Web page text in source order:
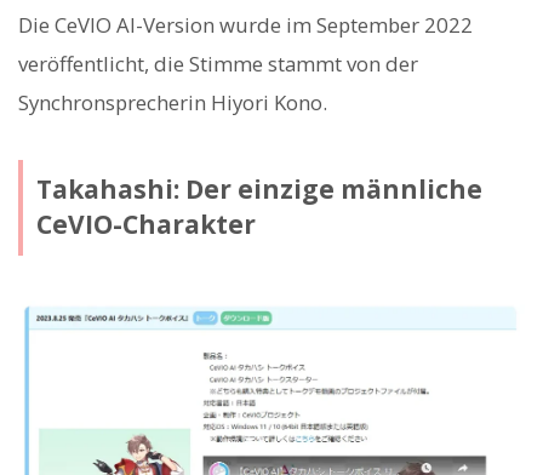
Die CeVIO AI-Version wurde im September 2022
veröffentlicht, die Stimme stammt von der
Synchronsprecherin Hiyori Kono.
Takahashi: Der einzige männliche
CeVIO-Charakter